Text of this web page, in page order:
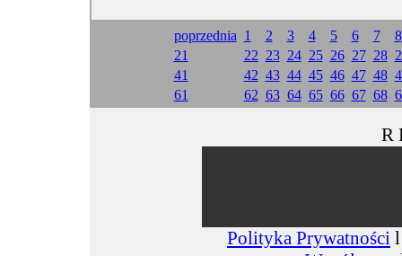
poprzednia 1 2 3 4 5 6 7
8
21
22 23 24 25 26 27 28
41
42 43 44 45 46 47 48
61
62 63 64 65 66 67 68
R
Polityka Prywatności